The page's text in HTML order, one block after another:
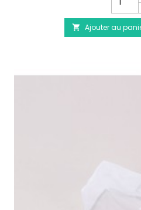
quantité
du
produit
EBI
 Ajouter au